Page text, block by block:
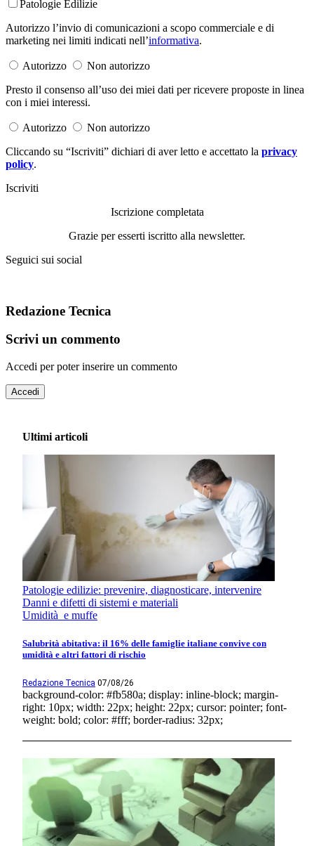
Patologie Edilizie
Autorizzo l’invio di comunicazioni a scopo commerciale e di
marketing nei limiti indicati nell’informativa.
Autorizzo
Non autorizzo
Presto il consenso all’uso dei miei dati per ricevere proposte in linea
con i miei interessi.
Autorizzo
Non autorizzo
Cliccando su “Iscriviti” dichiari di aver letto e accettato la privacy
policy.
Iscriviti
Iscrizione completata
Grazie per esserti iscritto alla newsletter.
Seguici sui social
Redazione Tecnica
Scrivi un commento
Accedi per poter inserire un commento
Accedi
Ultimi articoli
Patologie edilizie: prevenire, diagnosticare, intervenire
Danni e difetti di sistemi e materiali
Umidità e muffe
Salubrità abitativa: il 16% delle famiglie italiane convive con
umidità e altri fattori di rischio
Redazione Tecnica 07/08/26
background-color: #fb580a; display: inline-block; margin-
right: 10px; width: 22px; height: 22px; cursor: pointer; font-
weight: bold; color: #fff; border-radius: 32px;